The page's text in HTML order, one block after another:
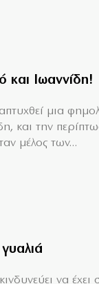
και Ιωαννίδη!
μια
και την
μέλος των...
να έχει